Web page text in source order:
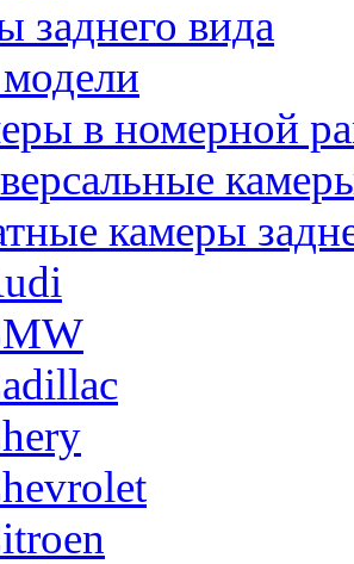
заднего вида
в номерной
камеры